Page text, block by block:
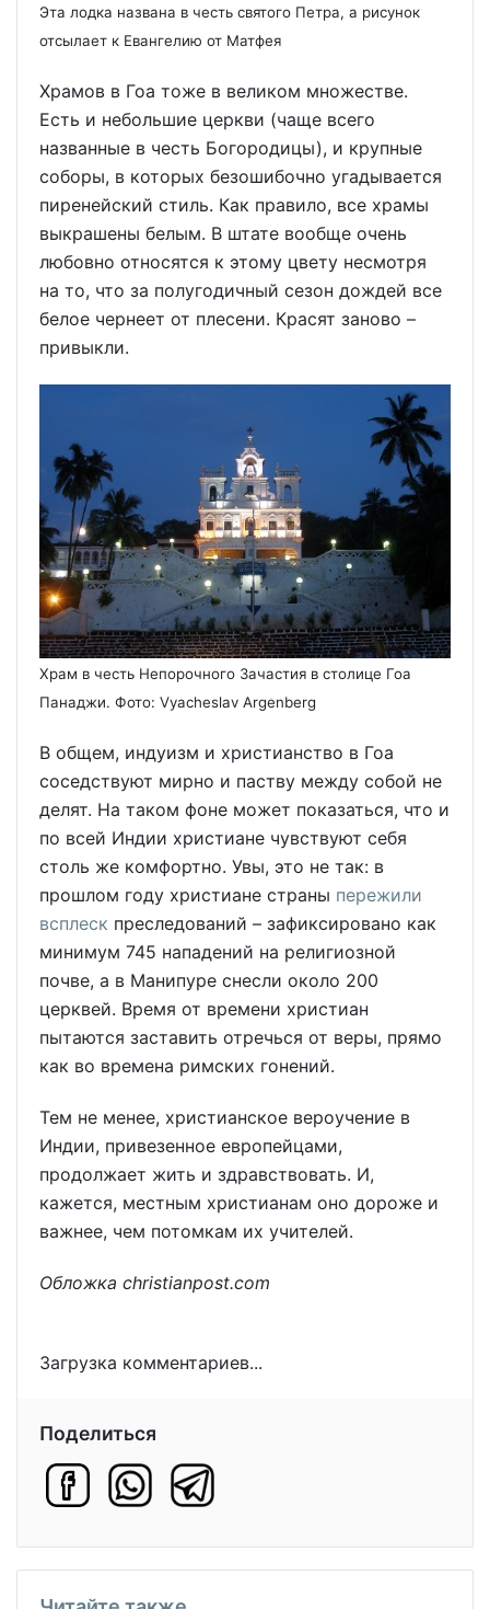
Эта лодка названа в честь святого Петра, а рисунок
отсылает к Евангелию от Матфея
Храмов в Гоа тоже в великом множестве.
Есть и небольшие церкви (чаще всего
названные в честь Богородицы), и крупные
соборы, в которых безошибочно угадывается
пиренейский стиль. Как правило, все храмы
выкрашены белым. В штате вообще очень
любовно относятся к этому цвету несмотря
на то, что за полугодичный сезон дождей все
белое чернеет от плесени. Красят заново –
привыкли.
Храм в честь Непорочного Зачастия в столице Гоа
Панаджи. Фото: Vyacheslav Argenberg
В общем, индуизм и христианство в Гоа
соседствуют мирно и паству между собой не
делят. На таком фоне может показаться, что и
по всей Индии христиане чувствуют себя
столь же комфортно. Увы, это не так: в
прошлом году христиане страны пережили
всплеск преследований – зафиксировано как
минимум 745 нападений на религиозной
почве, а в Манипуре снесли около 200
церквей. Время от времени христиан
пытаются заставить отречься от веры, прямо
как во времена римских гонений.
Тем не менее, христианское вероучение в
Индии, привезенное европейцами,
продолжает жить и здравствовать. И,
кажется, местным христианам оно дороже и
важнее, чем потомкам их учителей.
Обложка christianpost.com
Загрузка комментариев...
Поделиться